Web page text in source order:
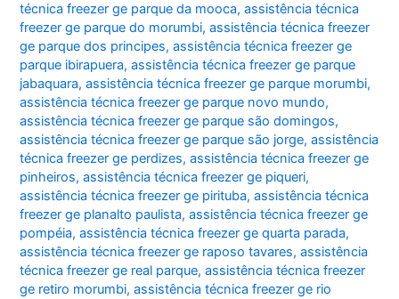
técnica freezer ge parque da mooca,assistência técnica
freezer ge parque do morumbi,assistência técnica freezer
ge parque dos principes,assistência técnica freezer ge
parque ibirapuera,assistência técnica freezer ge parque
jabaquara,assistência técnica freezer ge parque morumbi,
assistência técnica freezer ge parque novo mundo,
assistência técnica freezer ge parque são domingos,
assistência técnica freezer ge parque são jorge,assistência
técnica freezer ge perdizes,assistência técnica freezer ge
pinheiros,assistência técnica freezer ge piqueri,
assistência técnica freezer ge pirituba,assistência técnica
freezer ge planalto paulista,assistência técnica freezer ge
pompéia,assistência técnica freezer ge quarta parada,
assistência técnica freezer ge raposo tavares,assistência
técnica freezer ge real parque,assistência técnica freezer
ge retiro morumbi,assistência técnica freezer ge rio